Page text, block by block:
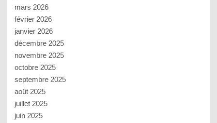
mars 2026
février 2026
janvier 2026
décembre 2025
novembre 2025
octobre 2025
septembre 2025
août 2025
juillet 2025
juin 2025